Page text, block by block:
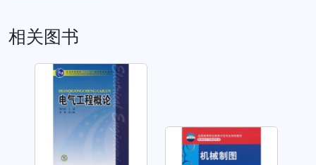
相关图书